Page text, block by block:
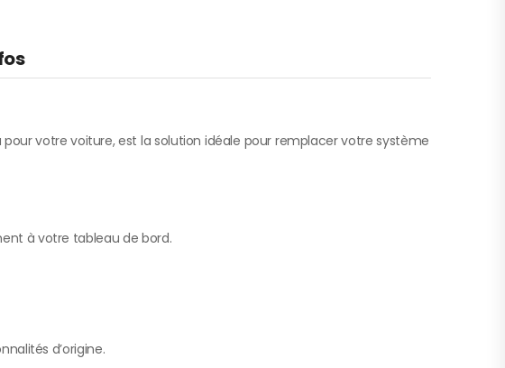
pour votre voiture, est la solution idéale pour remplacer votre système
à votre tableau de bord.
d’origine.